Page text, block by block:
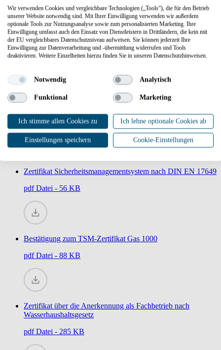
Unsere Zertifizierungen im Überblick
TSZ: Anerkennung als DVGW-Kursstätte
pdfDatei - 473 KB
Zertifikat NBB DIN EN ISO 50001:2018
pdfDatei - 308 KB
Zertifikat Sicherheitsmanagementsystem nach DIN EN 17649
pdfDatei - 56 KB
Bestätigung zum TSM-Zertifikat Gas 1000
pdfDatei - 88 KB
Zertifikat über die Anerkennung als Fachbetrieb nach
Wasserhaushaltsgesetz
pdfDatei - 285 KB
Wir verwenden Cookies und vergleichbare Technologien („Tools“), die für den Betrieb
unserer Website notwendig sind. Mit Ihrer Einwilligung verwenden wir außerdem
optionale Tools zur Nutzungsanalyse sowie zum personalisierten Marketing. Ihre
Einwilligung umfasst auch den Einsatz von Dienstleistern in Drittländern, die kein mit
der EU vergleichbares Datenschutzniveau aufweisen. Sie können jederzeit Ihre
Einwilligung zur Datenverarbeitung und -übermittlung widerrufen und Tools
deaktivieren. Weitere Einzelheiten hierzu finden Sie in unseren Datenschutzhinweisen.
Notwendig Analytisch
Funktional Marketing
Ich stimme allen Cookies zu Ich lehne optionale Cookies ab
Einstellungen speichern Cookie-Einstellungen